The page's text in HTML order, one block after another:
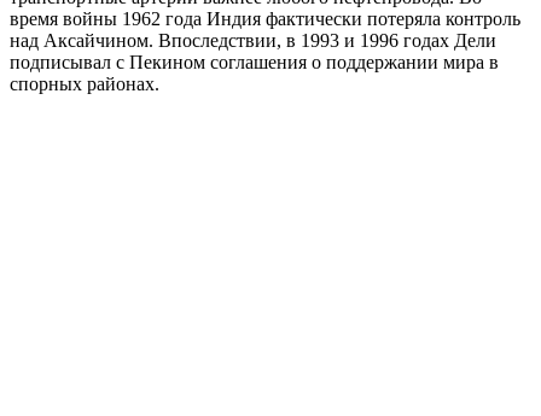
время войны 1962 года Индия фактически потеряла контроль
над Аксайчином. Впоследствии, в 1993 и 1996 годах Дели
подписывал с Пекином соглашения о поддержании мира в
спорных районах.